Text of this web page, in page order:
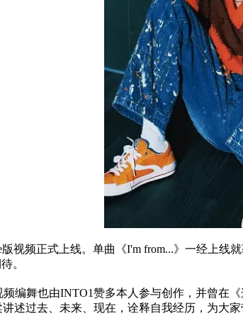
视频正式上线。单曲《I'm from...》一经上
。
编舞也由INTO1赞多本人参与创作，并曾在
述过去、未来、现在，诠释自我经历，为大家